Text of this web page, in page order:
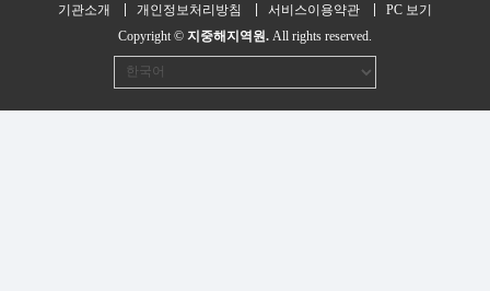
기관소개 개인정보처리방침 서비스이용약관
PC 보기
Copyright © 지중해지역원. All rights reserved.